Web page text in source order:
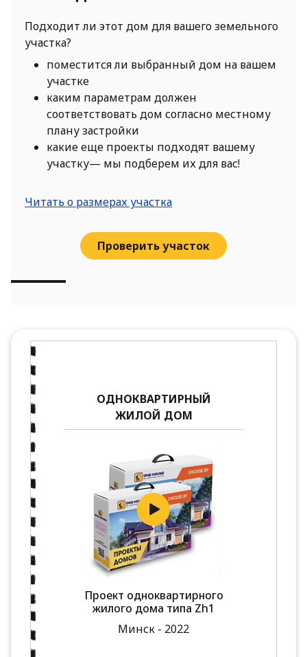
Подходит ли этот дом для вашего земельного
участка?
поместится ли выбранный дом на вашем
участке
каким параметрам должен
соответствовать дом согласно местному
плану застройки
какие еще проекты подходят вашему
участку— мы подберем их для вас!
Читать о размерах участка
Проверить участок
ОДНОКВАРТИРНЫЙ
ЖИЛОЙ ДОМ
Проект одноквартирного
жилого дома типа Zh1
Минск - 2022